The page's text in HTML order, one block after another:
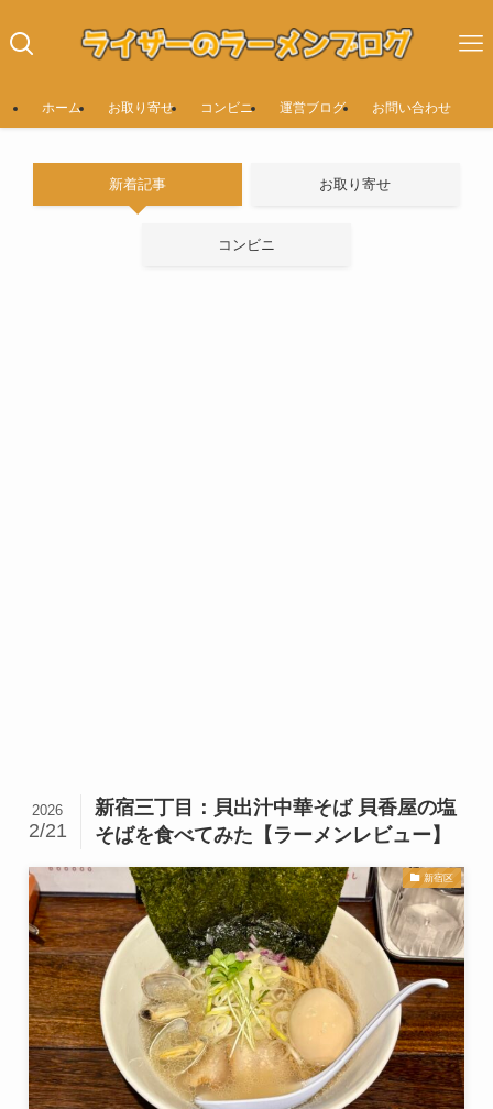
ホーム お取り寄せ コンビニ 運営ブログ お問い合わせ
新着記事 お取り寄せ
コンビニ
新宿三丁目：貝出汁中華そば 貝香屋の塩
そばを食べてみた【ラーメンレビュー】
2026
2/21
新宿区